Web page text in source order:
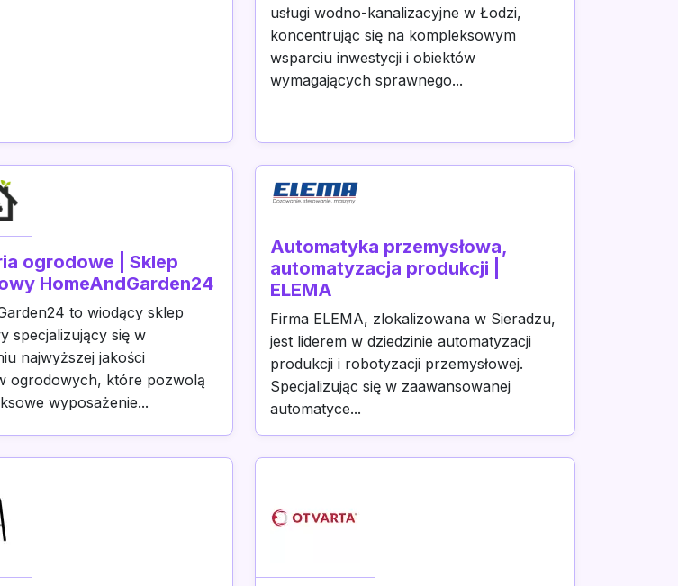
usługi wodno-kanalizacyjne w Łodzi,
koncentrując się na kompleksowym
wsparciu inwestycji i obiektów
wymagających sprawnego...
ogrodowe | Sklep
HomeAndGarden24
to wiodący sklep
specjalizujący się w
najwyższej jakości
ogrodowych, które pozwolą
wyposażenie...
Automatyka przemysłowa,
automatyzacja produkcji |
ELEMA
Firma ELEMA, zlokalizowana w Sieradzu,
jest liderem w dziedzinie automatyzacji
produkcji i robotyzacji przemysłowej.
Specjalizując się w zaawansowanej
automatyce...